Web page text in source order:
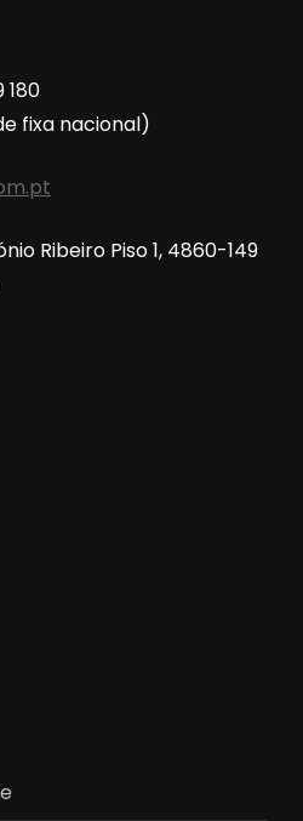
180
fixa nacional)
Ribeiro Piso 1, 4860-149